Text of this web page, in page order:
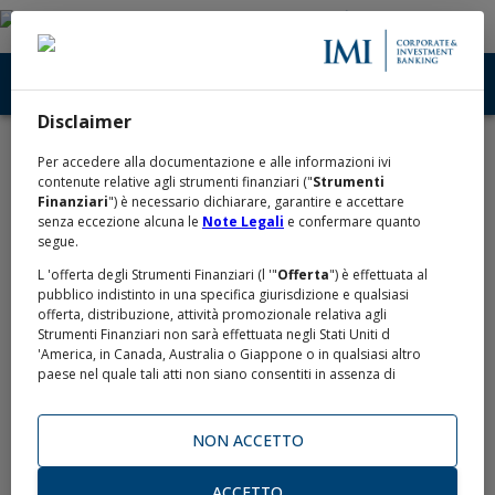
Home Conoscere
News
Intesa Sanpaolo , 4 maggio 2026
Nuova Obbligazione Intesa Sanpaolo
Intesa Sanpaolo emette un nuovo bond ampliando la
gamma di Obbligazioni retail quotate. Si tratta di
un’obbligazione denominata in Dollari…
Disclaimer
Per accedere alla documentazione e alle informazioni ivi
contenute relative agli strumenti finanziari ("Strumenti
Finanziari") è necessario dichiarare, garantire e accettare
senza eccezione alcuna le Note Legali e confermare quanto
segue.
L 'offerta degli Strumenti Finanziari (l '"Offerta") è effettuata al
pubblico indistinto in una specifica giurisdizione e qualsiasi
offerta, distribuzione, attività promozionale relativa agli
Strumenti Finanziari non sarà effettuata negli Stati Uniti d
'America, in Canada, Australia o Giappone o in qualsiasi altro
paese nel quale tali atti non siano consentiti in assenza di
competenti autorità (gli "Altri Paesi").
L 'Offerta non viene effettuata negli Stati Uniti d 'America o nei
confronti di alcun cittadino statunitense o soggetto residente
negli Stati Uniti d 'America o soggetto passivo di imposta negli
NON ACCETTO